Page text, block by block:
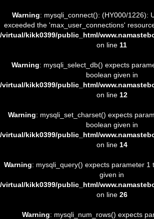
Warning: mysqli_connect(): (HY000/1226):
exceeded the 'max_user_connections'
/virtual/kikk0399/public_html/
on line 11
Warning: mysqli_select_db() expects
boolean given in
/virtual/kikk0399/public_html/
on line 12
Warning: mysqli_set_charset() expects
boolean given in
/virtual/kikk0399/public_html/
on line 14
Warning: mysqli_query() expects parameter 1
given in
/virtual/kikk0399/public_html/
on line 26
Warning: mysqli_num_rows() expects